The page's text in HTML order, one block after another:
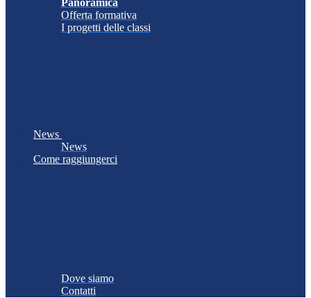
Panoramica
Offerta formativa
I progetti delle classi
News
News
Come raggiungerci
Dove siamo
Contatti